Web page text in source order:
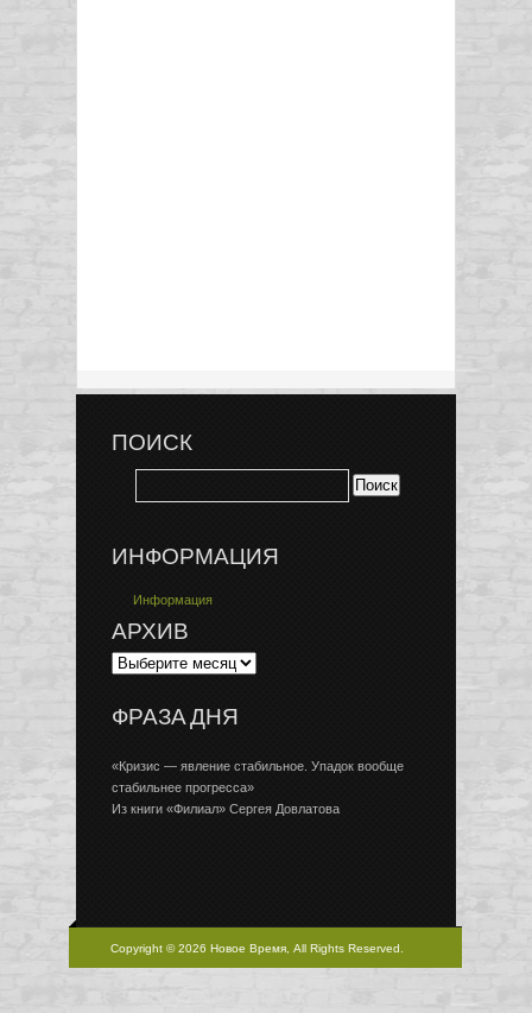
ПОИСК
ИНФОРМАЦИЯ
Информация
АРХИВ
ФРАЗА ДНЯ
«Кризис — явление стабильное. Упадок вообще
стабильнее прогресса»
Из книги «Филиал» Сергея Довлатова
Copyright © 2026 Новое Время, All Rights Reserved.